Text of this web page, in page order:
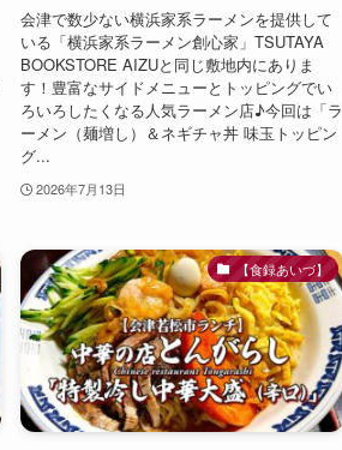
会津で数少ない横浜家系ラーメンを提供して
いる「横浜家系ラーメン創心家」TSUTAYA
BOOKSTORE AIZUと同じ敷地内にありま
す！豊富なサイドメニューとトッピングでい
ろいろしたくなる人気ラーメン店♪今回は「ラ
ーメン（麺増し）＆ネギチャ丼 味玉トッピン
グ...
2026年7月13日
【食録あいづ】